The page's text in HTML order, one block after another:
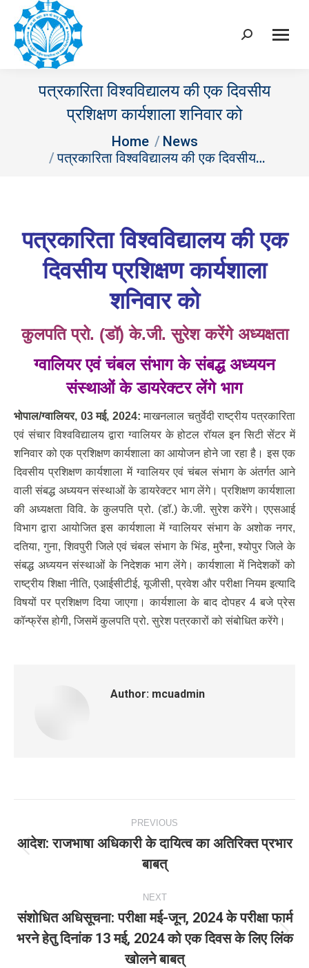
Search:
पत्रकारिता विश्वविद्यालय की एक दिवसीय
प्रशिक्षण कार्यशाला शनिवार को
Home
News
पत्रकारिता विश्वविद्यालय की एक दिवसीय…
पत्रकारिता विश्वविद्यालय की एक
दिवसीय प्रशिक्षण कार्यशाला
शनिवार को
कुलपति प्रो. (डॉ) के.जी. सुरेश करेंगे अध्यक्षता
ग्वालियर एवं चंबल संभाग के संबद्ध अध्ययन
संस्थाओं के डायरेक्टर लेंगे भाग
भोपाल/ग्वालियर, 03 मई, 2024: माखनलाल चतुर्वेदी राष्ट्रीय पत्रकारिता
एवं संचार विश्वविद्यालय द्वारा ग्वालियर के होटल रॉयल इन सिटी सेंटर में
शनिवार को एक प्रशिक्षण कार्यशाला का आयोजन होने जा रहा है। इस एक
दिवसीय प्रशिक्षण कार्यशाला में ग्वालियर एवं चंबल संभाग के अंतर्गत आने
वाली संबद्ध अध्ययन संस्थाओं के डायरेक्टर भाग लेंगे। प्रशिक्षण कार्यशाला
की अध्यक्षता विवि. के कुलपति प्रो. (डॉ.) के.जी. सुरेश करेंगे। एएसआई
विभाग द्वारा आयोजित इस कार्यशाला में ग्वालियर संभाग के अशोक नगर,
दतिया, गुना, शिवपुरी जिले एवं चंबल संभाग के भिंड, मुरैना, श्योपुर जिले के
संबद्ध अध्ययन संस्थाओं के निदेशक भाग लेंगे। कार्यशाला में निदेशकों को
राष्ट्रीय शिक्षा नीति, एआईसीटीई, यूजीसी, प्रवेश और परीक्षा नियम इत्यादि
विषयों पर प्रशिक्षण दिया जाएगा। कार्यशाला के बाद दोपहर 4 बजे प्रेस
कॉन्फ्रेंस होगी, जिसमें कुलपति प्रो. सुरेश पत्रकारों को संबोधित करेंगे।
Author: mcuadmin
navigation
PREVIOUS
post:
आदेश: राजभाषा अधिकारी के दायित्‍व का अतिरिक्‍त प्रभार
बाबत्
NEXT
Next
post:
संशोधित अधिसूचना: परीक्षा मई-जून, 2024 के परीक्षा फार्म
भरने हेतु दिनांक 13 मई, 2024 को एक दिवस के लिए लिंक
खोलने बाबत्